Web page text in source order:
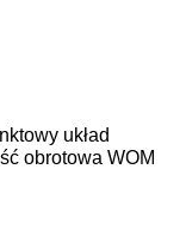
układ
obrotowa WOM